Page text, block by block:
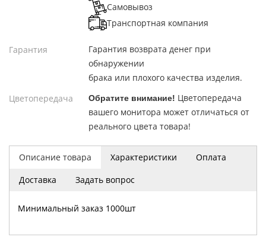
Описание товара Характеристики
Оплата
Доставка
Задать вопрос
Минимальный заказ 1000шт
Самовывоз
Транспортная компания
Гарантия
Гарантия возврата денег при
обнаружении
брака или плохого качества изделия.
Цветопередача
Обратите внимание! Цветопередача
вашего монитора может отличаться от
реального цвета товара!